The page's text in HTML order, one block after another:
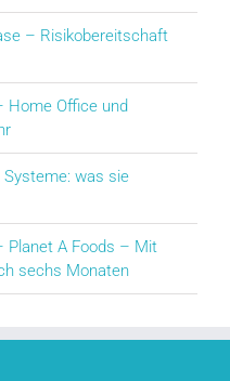
– Risikobereitschaft
Home Office und
was sie
Planet A Foods – Mit
sechs Monaten